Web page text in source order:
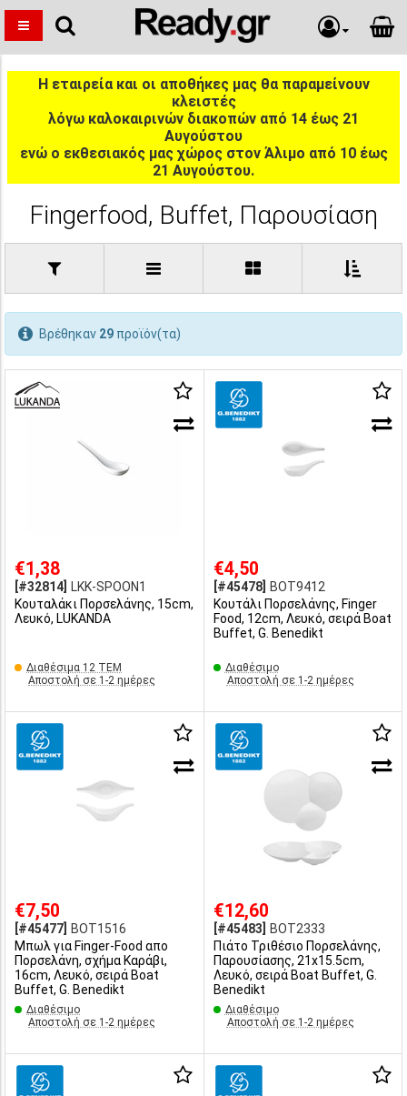
Η εταιρεία και οι αποθήκες μας θα παραμείνουν
κλειστές
λόγω καλοκαιρινών διακοπών από 14 έως 21
Αυγούστου
ενώ ο εκθεσιακός μας χώρος στον Άλιμο από 10 έως
21 Αυγούστου.
Fingerfood, Buffet, Παρουσίαση
Βρέθηκαν 29 προϊόν(τα)
€1,38
[#32814]
LKK-SPOON1
Κουταλάκι Πορσελάνης, 15cm,
Λευκό, LUKANDA
Διαθέσιμα 12 ΤΕΜ
Αποστολή σε 1-2 ημέρες
€4,50
[#45478]
BOT9412
Κουτάλι Πορσελάνης, Finger
Food, 12cm, Λευκό, σειρά Boat
Buffet, G. Benedikt
Διαθέσιμο
Αποστολή σε 1-2 ημέρες
€7,50
[#45477]
BOT1516
Μπωλ για Finger-Food απο
Πορσελάνη, σχήμα Καράβι,
16cm, Λευκό, σειρά Boat
Buffet, G. Benedikt
Διαθέσιμο
Αποστολή σε 1-2 ημέρες
€12,60
[#45483]
BOT2333
Πιάτο Τριθέσιο Πορσελάνης,
Παρουσίασης, 21x15.5cm,
Λευκό, σειρά Boat Buffet, G.
Benedikt
Διαθέσιμο
Αποστολή σε 1-2 ημέρες